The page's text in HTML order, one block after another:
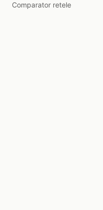
Comparator retele